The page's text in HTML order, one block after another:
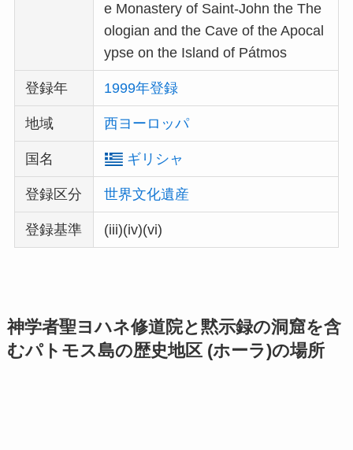
e Monastery of Saint-John the The
ologian and the Cave of the Apocal
ypse on the Island of Pátmos
登録年 1999年登録
地域 西ヨーロッパ
国名 ギリシャ
登録区分 世界文化遺産
登録基準 (iii)(iv)(vi)
神学者聖ヨハネ修道院と黙示録の洞窟を含
むパトモス島の歴史地区 (ホーラ)の場所